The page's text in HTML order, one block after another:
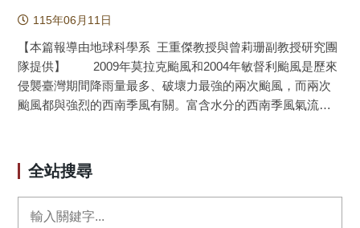
115年06月11日
【本篇報導由地球科學系 王重傑教授與曾莉珊副教授研究團
隊提供】 2009年莫拉克颱風和2004年敏督利颱風是歷來
侵襲臺灣期間降雨量最多、破壞力最強的兩次颱風，而兩次
颱風都與強烈的西南季風有關。富含水分的西南季風氣流和
（PGW）方法模擬這兩場風暴，藉以評估長期氣候變遷對其
劇烈降水的影響。對於每場風暴，都會進行兩種情境的模擬
和比較：其一是在當今氣候下的控制實驗，其二是在約四十
年前的過去環境中的敏感性實驗；二者間的氣候變遷訊號乃
全站搜尋